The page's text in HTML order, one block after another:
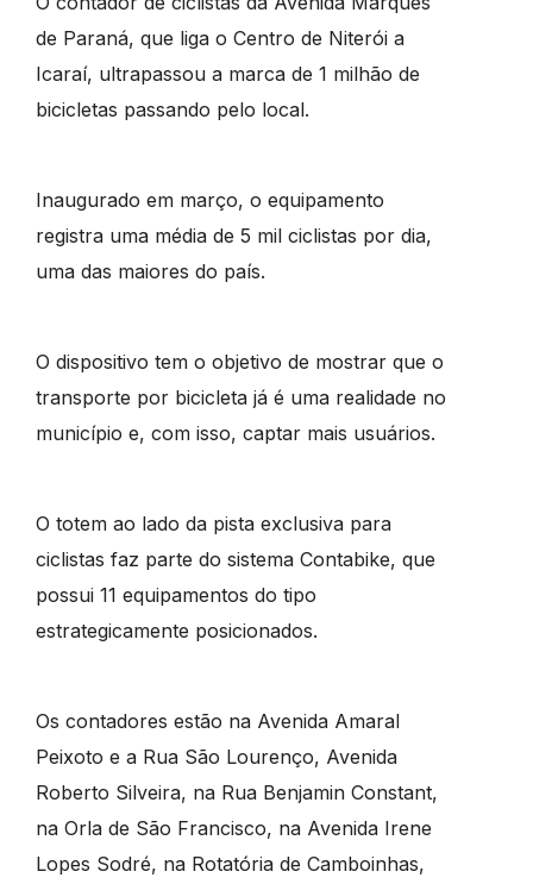
de Paraná, que liga o Centro de Niterói a
Icaraí, ultrapassou a marca de 1 milhão de
bicicletas passando pelo local.
Inaugurado em março, o equipamento
registra uma média de 5 mil ciclistas por dia,
uma das maiores do país.
O dispositivo tem o objetivo de mostrar que o
transporte por bicicleta já é uma realidade no
município e, com isso, captar mais usuários.
O totem ao lado da pista exclusiva para
ciclistas faz parte do sistema Contabike, que
possui 11 equipamentos do tipo
estrategicamente posicionados.
Os contadores estão na Avenida Amaral
Peixoto e a Rua São Lourenço, Avenida
Roberto Silveira, na Rua Benjamin Constant,
na Orla de São Francisco, na Avenida Irene
Lopes Sodré, na Rotatória de Camboinhas,